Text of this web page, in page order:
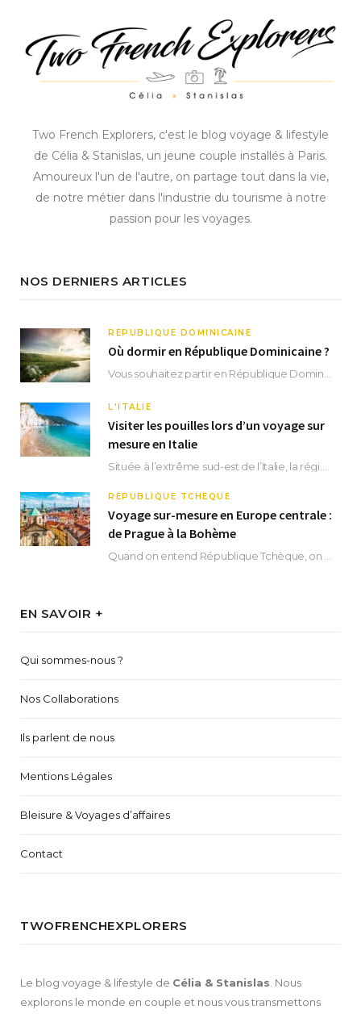
Two French Explorers, c'est le blog voyage & lifestyle
de Célia & Stanislas, un jeune couple installés à Paris.
Amoureux l'un de l'autre, on partage tout dans la vie,
de notre métier dans l'industrie du tourisme à notre
passion pour les voyages.
NOS DERNIERS ARTICLES
RÉPUBLIQUE DOMINICAINE
Où dormir en République Dominicaine ?
L'ITALIE
Visiter les pouilles lors d’un voyage sur
mesure en Italie
RÉPUBLIQUE TCHÈQUE
Voyage sur-mesure en Europe centrale :
de Prague à la Bohème
EN SAVOIR +
Qui sommes-nous ?
Nos Collaborations
Ils parlent de nous
Mentions Légales
Bleisure & Voyages d’affaires
Contact
TWOFRENCHEXPLORERS
Le blog voyage & lifestyle de Célia & Stanislas . Nous
explorons le monde en couple et nous vous transmettons